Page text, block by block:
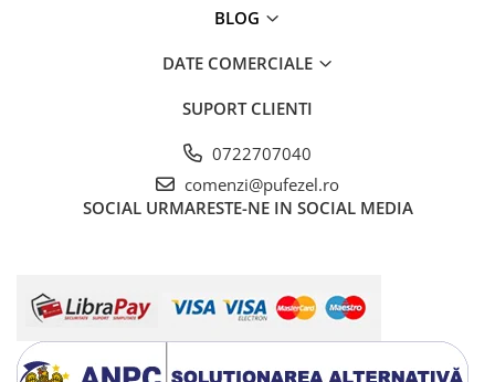
BLOG
DATE COMERCIALE
SUPORT CLIENTI
0722707040
comenzi@pufezel.ro
SOCIAL URMARESTE-NE IN SOCIAL MEDIA